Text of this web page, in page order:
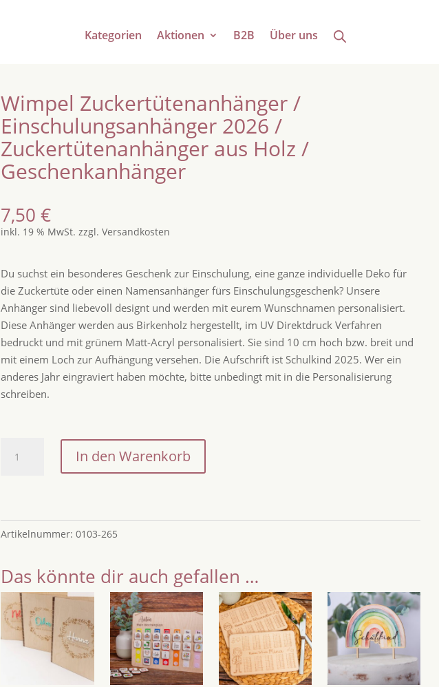
Kategorien Aktionen B2B Über uns
Wimpel Zuckertütenanhänger /
Einschulungsanhänger 2026 /
Zuckertütenanhänger aus Holz /
Geschenkanhänger
7,50€
inkl. 19 % MwSt. zzgl.Versandkosten
Du suchst ein besonderes Geschenk zur Einschulung, eine ganze individuelle Deko für
die Zuckertüte oder einen Namensanhänger fürs Einschulungsgeschenk? Unsere
Anhänger sind liebevoll designt und werden mit eurem Wunschnamen personalisiert.
Diese Anhänger werden aus Birkenholz hergestellt, im UV Direktdruck Verfahren
bedruckt und mit grünem Matt-Acryl personalisiert. Sie sind 10 cm hoch bzw. breit und
mit einem Loch zur Aufhängung versehen. Die Aufschrift ist Schulkind 2025. Wer ein
anderes Jahr eingraviert haben möchte, bitte unbedingt mit in die Personalisierung
schreiben.
Zuckertütenanhänger
/
Holz
Geschenkanhänger
Menge
In den Warenkorb
Artikelnummer:0103-265
Das könnte dir auch gefallen …